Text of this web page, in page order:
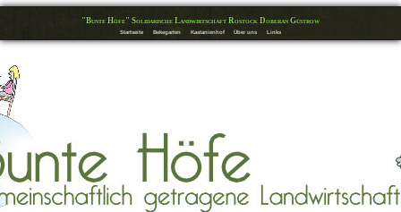
"Bunte Höfe" Solidarische Landwirtschaft Rostock Doberan Güstrow
Startseite Bekegarten Kastanienhof Über uns Links